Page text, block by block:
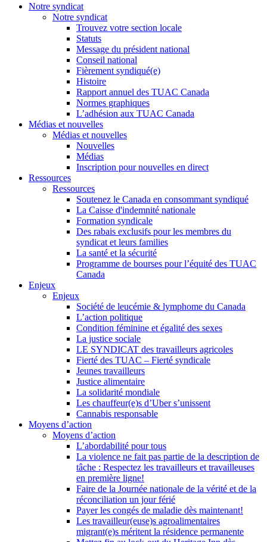
Notre syndicat
Notre syndicat
Trouvez votre section locale
Statuts
Message du président national
Conseil national
Fièrement syndiqué(e)
Histoire
Rapport annuel des TUAC Canada
Normes graphiques
L’adhésion aux TUAC Canada
Médias et nouvelles
Médias et nouvelles
Nouvelles
Médias
Inscription pour nouvelles en direct
Ressources
Ressources
Soutenez le Canada en consommant syndiqué
La Caisse d'indemnité nationale
Formation syndicale
Des rabais exclusifs pour les membres du
syndicat et leurs families
La santé et la sécurité
Programme de bourses pour l’équité des TUAC
Canada
Enjeux
Enjeux
Société de leucémie & lymphome du Canada
L’action politique
Condition féminine et égalité des sexes
La justice sociale
LE SYNDICAT des travailleurs agricoles
Fierté des TUAC – Fierté syndicale
Jeunes travailleurs
Justice alimentaire
La solidarité mondiale
Les chauffeur(e)s d’Uber s’unissent
Cannabis responsable
Moyens d’action
Moyens d’action
L’abordabilité pour tous
La violence ne fait pas partie de la description de
tâche : Respectez les travailleurs et travailleuses
en première ligne!
Faire de la Journée nationale de la vérité et de la
réconciliation un jour férié
Payer les congés de maladie dès maintenant!
Les travailleur(euse)s agroalimentaires
migrant(e)s méritent la résidence permanente